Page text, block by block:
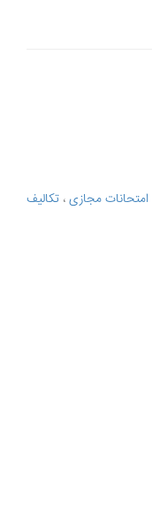
امتحانات مجازی، تکالیف